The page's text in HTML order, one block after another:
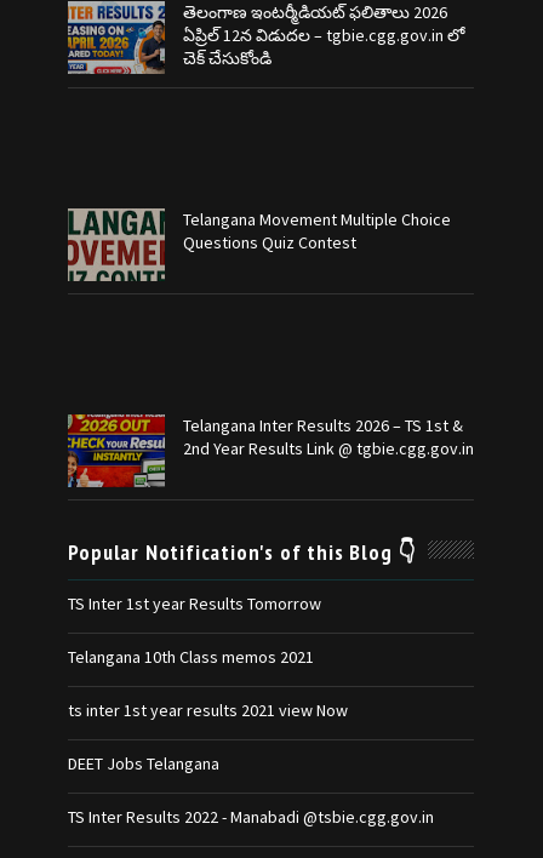
తెలంగాణ ఇంటర్మీడియట్ ఫలితాలు 2026
ఏప్రిల్ 12న విడుదల – tgbie.cgg.gov.in లో
చెక్ చేసుకోండి
Telangana Movement Multiple Choice
Questions Quiz Contest
Telangana Inter Results 2026 – TS 1st &
2nd Year Results Link @ tgbie.cgg.gov.in
Popular Notification's of this Blog 👇
TS Inter 1st year Results Tomorrow
Telangana 10th Class memos 2021
ts inter 1st year results 2021 view Now
DEET Jobs Telangana
TS Inter Results 2022 - Manabadi @tsbie.cgg.gov.in